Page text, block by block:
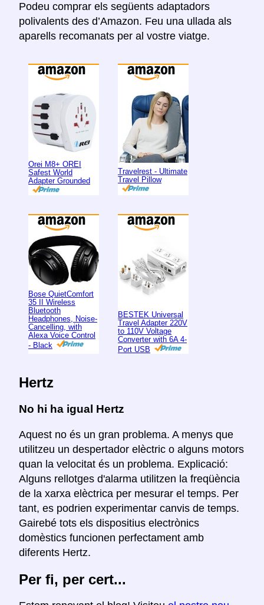
Podeu comprar els següents adaptadors
polivalents des d’Amazon. Feu una ullada als
aparells recomanats per al vostre viatge.
Orei M8+ OREI
Safest World
Adapter Grounded
Travelrest - Ultimate
Travel Pillow
Bose QuietComfort
35 II Wireless
Bluetooth
Headphones, Noise-
Cancelling, with
Alexa Voice Control
- Black
BESTEK Universal
Travel Adapter 220V
to 110V Voltage
Converter with 6A 4-
Port USB
Hertz
No hi ha igual Hertz
Aquest no és un gran problema. A menys que
utilitzeu un despertador elèctric o alguns motors
quan la velocitat és un problema. Explicació:
Alguns rellotges d'alarma utilitzen la freqüència
de la xarxa elèctrica per mesurar el temps. Per
tant, es podrien experimentar canvis de temps.
Gairebé tots els dispositius electrònics
domèstics funcionen perfectament amb
diferents Hertz.
Per fi, per cert...